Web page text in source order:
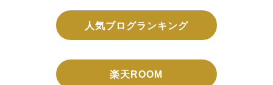
人気ブログランキング
楽天ROOM